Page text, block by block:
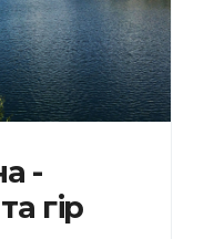
-
гір